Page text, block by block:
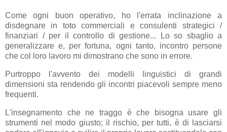
Come ogni buon operativo, ho l'errata inclinazione a
disdegnare in toto commerciali e consulenti strategici /
finanziari / per il controllo di gestione... Lo so sbaglio a
generalizzare e, per fortuna, ogni tanto, incontro persone
che col loro lavoro mi dimostrano che sono in errore.
Purtroppo l'avvento dei modelli linguistici di grandi
dimensioni sta rendendo gli incontri piacevoli sempre meno
frequenti.
L'insegnamento che ne traggo è che bisogna usare gli
strumenti nel modo giusto; il rischio, per tutti, è di lasciarsi